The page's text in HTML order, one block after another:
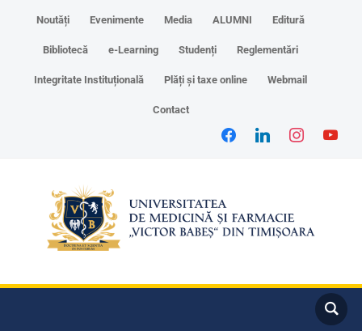
Noutăți Evenimente Media ALUMNI Editură
Bibliotecă e-Learning Studenți Reglementări
Integritate Instituțională Plăți și taxe online Webmail
Contact